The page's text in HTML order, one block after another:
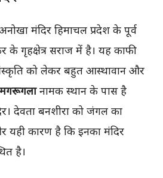
मंदिर हिमाचल प्रदेश के पूर्व
के गृहक्षेत्र सराज में है। यह काफी
को लेकर बहुत आस्थावान और
मगरूगलानामक स्थान के पास है
देवता बनशीरा को जंगल का
यही कारण है कि इनका मंदिर
है।